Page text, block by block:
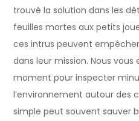
trouvé la solution dans les
feuilles mortes aux petits
ces intrus peuvent
dans leur mission. Nous
moment pour inspecter
l’environnement autour des
simple peut souvent sauver